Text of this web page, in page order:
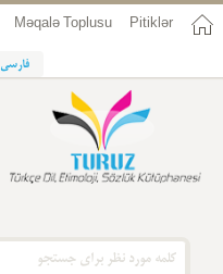
Pitiklər
Məqalə Toplusu
فارسی